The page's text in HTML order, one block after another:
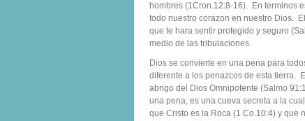
hombres (1Cron.12:8-16). En terminos
todo nuestro corazon en nuestro Dios.
que te hara sentir protegido y seguro
medio de las tribulaciones.
Dios se convierte en una pena para
diferente a los penazcos de esta tierra.
abrigo del Dios Omnipotente (Salmo
una pena, es una cueva secreta a la
que Cristo es la Roca (1 Co.10:4) y que